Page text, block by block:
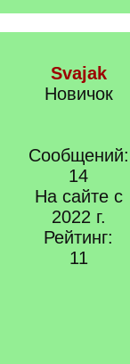
Svajak
Новичок
Сообщений:
14
На сайте с
2022 г.
Рейтинг:
11